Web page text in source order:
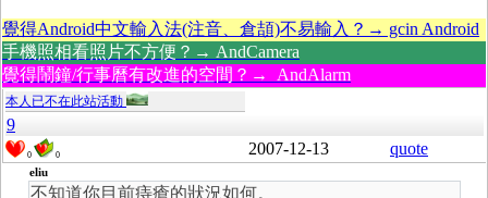
覺得Android中文輸入法(注音、倉頡)不易輸入？→ gcin Android
手機照相看照片不方便？→ AndCamera
覺得鬧鐘/行事曆有改進的空間？→ AndAlarm
本人已不在此站活動
9
0 0 2007-12-13 quote
eliu
不知道你目前痔瘡的狀況如何。